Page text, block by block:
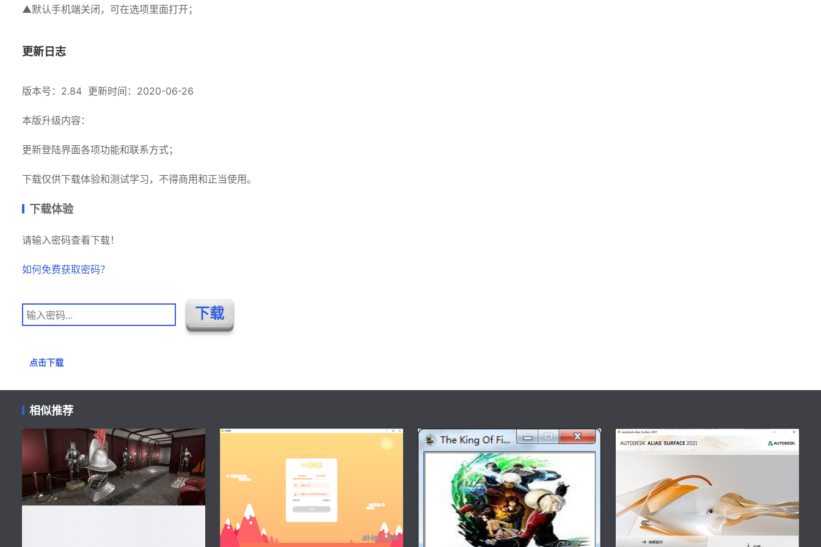
▲默认手机端关闭，可在选项里面打开；
更新日志
版本号：2.84 更新时间：2020-06-26
本版升级内容：
更新登陆界面各项功能和联系方式；
下载仅供下载体验和测试学习，不得商用和正当使用。
下载体验
请输入密码查看下载！
如何免费获取密码？
点击下载
相似推荐